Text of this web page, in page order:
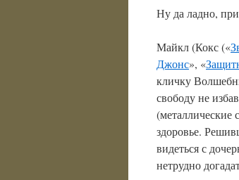
Ну да ладно,
Майкл (Кокс («
Джонс», «
кличку
свободу не
(металлические
здоровье.
видеться с
нетрудно